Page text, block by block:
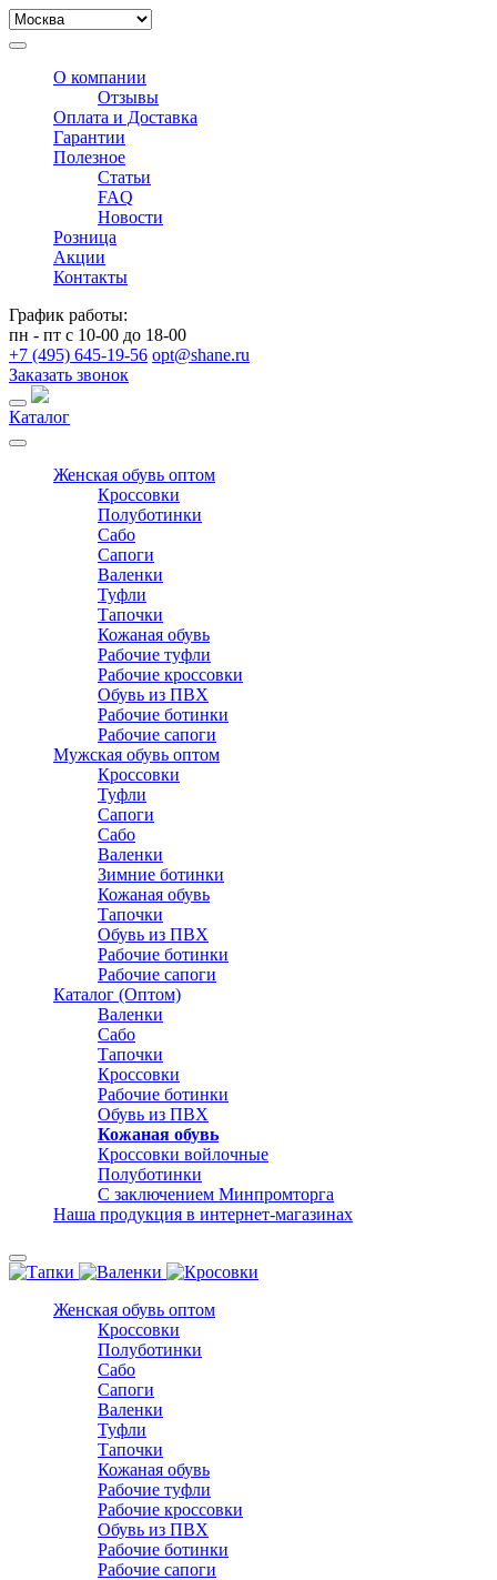
О компании
Отзывы
Оплата и Доставка
Гарантии
Полезное
Статьи
FAQ
Новости
Розница
Акции
Контакты
График работы:
пн - пт с 10-00 до 18-00
+7 (495) 645-19-56 opt@shane.ru
Заказать звонок
Каталог
Женская обувь оптом
Кроссовки
Полуботинки
Сабо
Сапоги
Валенки
Туфли
Тапочки
Кожаная обувь
Рабочие туфли
Рабочие кроссовки
Обувь из ПВХ
Рабочие ботинки
Рабочие сапоги
Мужская обувь оптом
Кроссовки
Туфли
Сапоги
Сабо
Валенки
Зимние ботинки
Кожаная обувь
Тапочки
Обувь из ПВХ
Рабочие ботинки
Рабочие сапоги
Каталог (Оптом)
Валенки
Сабо
Тапочки
Кроссовки
Рабочие ботинки
Обувь из ПВХ
Кожаная обувь
Кроссовки войлочные
Полуботинки
С заключением Минпромторга
Наша продукция в интернет-магазинах
Женская обувь оптом
Кроссовки
Полуботинки
Сабо
Сапоги
Валенки
Туфли
Тапочки
Кожаная обувь
Рабочие туфли
Рабочие кроссовки
Обувь из ПВХ
Рабочие ботинки
Рабочие сапоги